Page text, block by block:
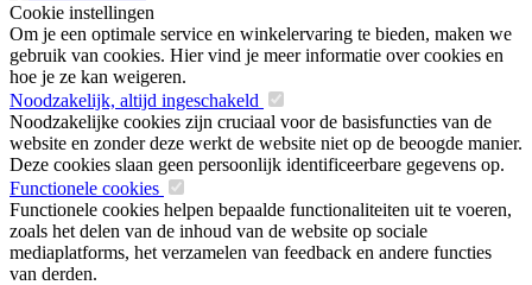
Cookie instellingen
Om je een optimale service en winkelervaring te bieden, maken we
gebruik van cookies. Hier vind je meer informatie over cookies en
hoe je ze kan weigeren.
Noodzakelijk, altijd ingeschakeld
Noodzakelijke cookies zijn cruciaal voor de basisfuncties van de
website en zonder deze werkt de website niet op de beoogde manier.
Deze cookies slaan geen persoonlijk identificeerbare gegevens op.
Functionele cookies
Functionele cookies helpen bepaalde functionaliteiten uit te voeren,
zoals het delen van de inhoud van de website op sociale
mediaplatforms, het verzamelen van feedback en andere functies
van derden.